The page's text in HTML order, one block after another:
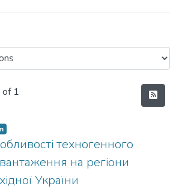
1
техногенного
на регіони
України